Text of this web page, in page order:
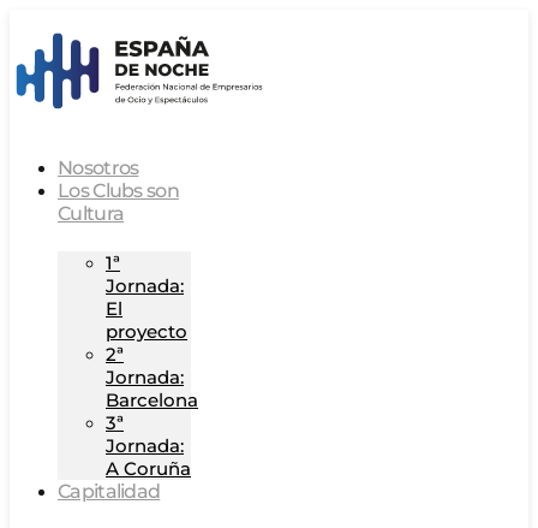
Nosotros
Los Clubs son
Cultura
1ª
Jornada:
El
proyecto
2ª
Jornada:
Barcelona
3ª
Jornada:
A Coruña
Capitalidad